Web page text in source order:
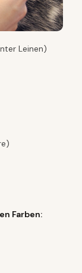
Leinen)
Farben: